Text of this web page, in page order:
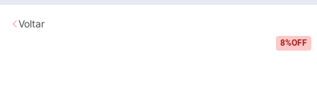
8%OFF
Voltar
1º Fralda
2